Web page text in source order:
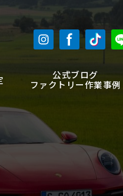
公式ブログ
ファクトリー作業事例